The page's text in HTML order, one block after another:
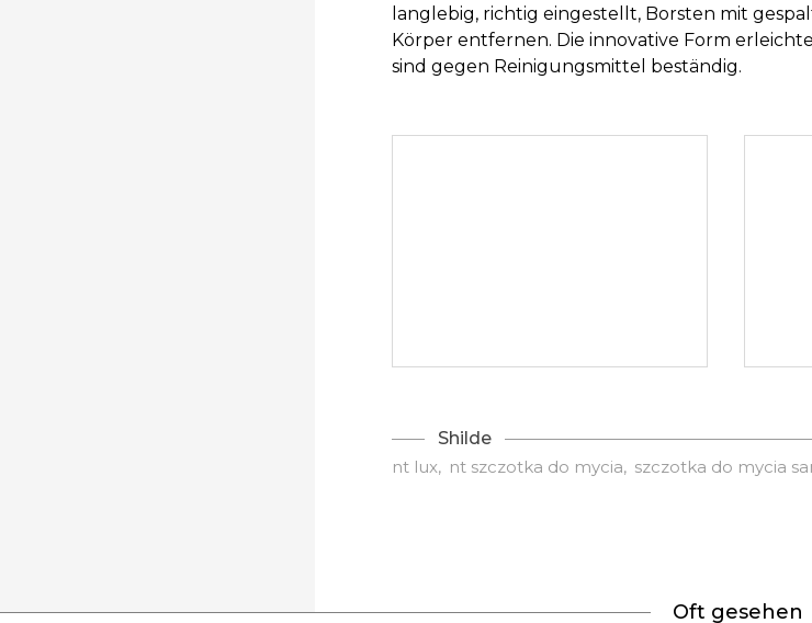
langlebig, richtig eingestellt, Borsten mit
Körper entfernen. Die innovative Form
sind gegen Reinigungsmittel beständig.
Shilde
nt lux
nt szczotka do mycia szczotka do mycia
Oft gesehen